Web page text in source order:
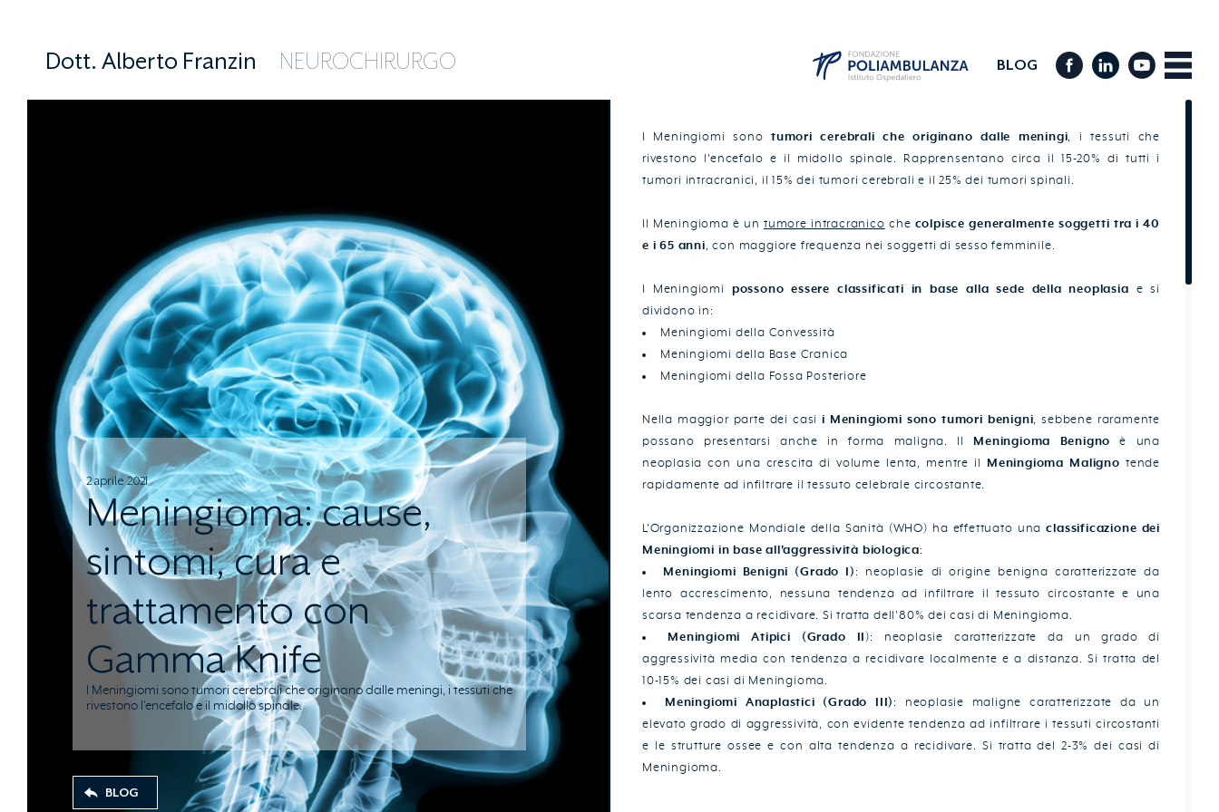
Dott. Alberto Franzin NEUROCHIRURGO BLOG
2 aprile 2021
Meningioma: cause,
sintomi, cura e
trattamento con
Gamma Knife
I Meningiomi sono tumori cerebrali che originano dalle meningi, i tessuti che
rivestono l'encefalo e il midollo spinale.
BLOG
I Meningiomi sono tumori cerebrali che originano dalle meningi, i tessuti che
rivestono l'encefalo e il midollo spinale. Rapprensentano circa il 15-20% di tutti i
tumori intracranici, il 15% dei tumori cerebrali e il 25% dei tumori spinali.
Il Meningioma è un tumore intracranico che colpisce generalmente soggetti tra i 40
e i 65 anni, con maggiore frequenza nei soggetti di sesso femminile.
I Meningiomi possono essere classificati in base alla sede della neoplasia e si
dividono in:
Meningiomi della Convessità
Meningiomi della Base Cranica
Meningiomi della Fossa Posteriore
Nella maggior parte dei casii Meningiomi sono tumori benigni, sebbene raramente
possano presentarsi anche in forma maligna. Il Meningioma Benigno è una
neoplasia con una crescita di volume lenta, mentre il Meningioma Malignotende
rapidamente ad infiltrare il tessuto celebrale circostante.
L'Organizzazione Mondiale della Sanità (WHO) ha effettuato unaclassificazione dei
Meningiomi in base all'aggressività biologica:
Meningiomi Benigni (Grado I) : neoplasie di origine benigna caratterizzate da
lento accrescimento, nessuna tendenza ad infiltrare il tessuto circostante e una
scarsa tendenza a recidivare. Si tratta dell'80% dei casi di Meningioma.
Meningiomi Atipici (Grado II ): neoplasie caratterizzate da un grado di
aggressività media con tendenza a recidivare localmente e a distanza. Si tratta del
10-15% dei casi di Meningioma.
Meningiomi Anaplastici (Grado III) : neoplasie maligne caratterizzate da un
elevato grado di aggressività, con evidente tendenza ad infiltrare i tessuti circostanti
e le strutture ossee e con alta tendenza a recidivare. Si tratta del 2-3% dei casi di
Meningioma.